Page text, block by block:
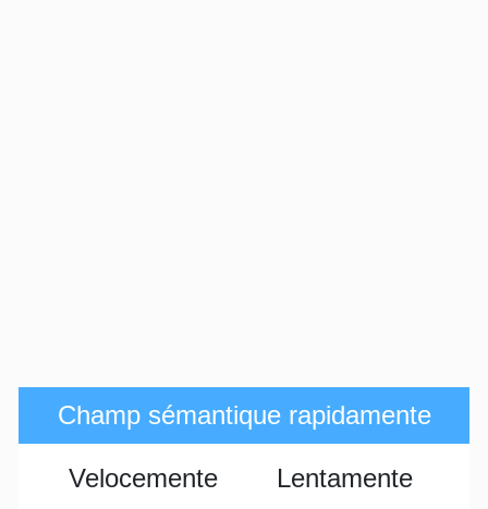
Champ sémantique rapidamente
Velocemente
Lentamente